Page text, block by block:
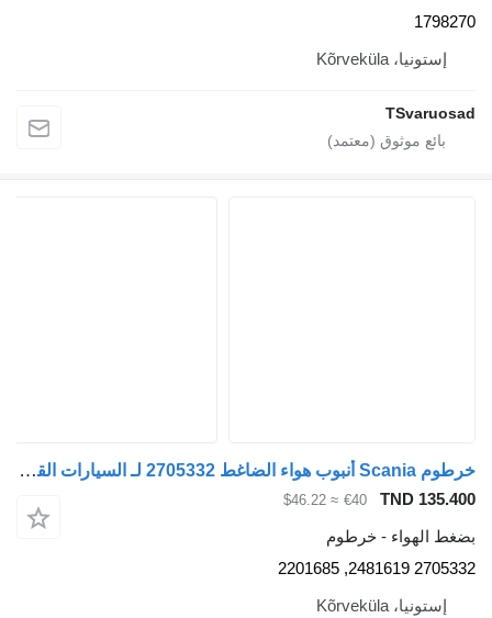
إستونيا، Kõrveküla
خرطوم Scania أنبوب هواء الضاغط 2705332 لـ السيارات القاطرة Scania G450
TND
€40
≈ $46.22
الهواء - خرطوم
2705332 2481619,
إستونيا، Kõrveküla